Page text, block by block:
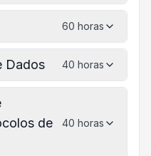
60 horas
Dados 40 horas
de
40 horas